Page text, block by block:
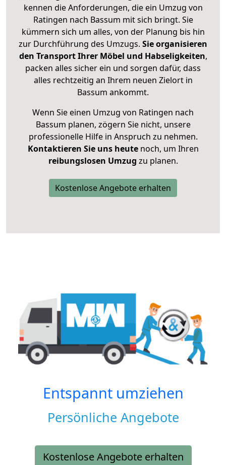
kennen die Anforderungen, die ein Umzug von
Ratingen nach Bassum mit sich bringt. Sie
kümmern sich um alles, von der Planung bis hin
zur Durchführung des Umzugs. Sie organisieren
den Transport Ihrer Möbel und Habseligkeiten,
packen alles sicher ein und sorgen dafür, dass
alles rechtzeitig an Ihrem neuen Zielort in
Bassum ankommt.
Wenn Sie einen Umzug von Ratingen nach
Bassum planen, zögern Sie nicht, unsere
professionelle Hilfe in Anspruch zu nehmen.
Kontaktieren Sie uns heutenoch, um Ihren
reibungslosen Umzug zu planen.
Kostenlose Angebote erhalten
Entspannt umziehen
Persönliche Angebote
Kostenlose Angebote erhalten